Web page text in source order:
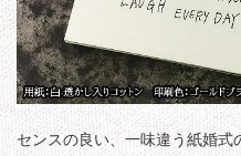
センスの良い、一味違う紙婚